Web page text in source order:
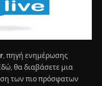
, πηγή ενημέρωσης
θα διαβάσετε μια
των πιο πρόσφατων